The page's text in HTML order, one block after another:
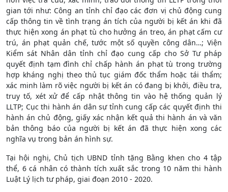
gian tới như: Công an tỉnh chỉ đạo các đơn vị chủ động cung
cấp thông tin về tình trạng án tích của người bị kết án khi đã
thực hiện xong án phạt tù cho hưởng án treo, án phạt cấm cư
trú, án phạt quản chế, tước một số quyền công dân…; Viện
Kiểm sát Nhân dân tỉnh chỉ đạo cung cấp cho Sở Tư pháp
quyết định tạm đình chỉ chấp hành án phạt tù trong trường
hợp kháng nghị theo thủ tục giám đốc thẩm hoặc tái thẩm;
xác minh làm rõ việc người bị kết án có đang bị khởi, điều tra,
truy tố, xét xử để cấp nhật thông tin vào hệ thống quản lý
LLTP; Cục thi hành án dân sự tỉnh cung cấp các quyết định thi
hành án chủ động, giấy xác nhận kết quả thi hành án và văn
bản thông báo của người bị kết án đã thực hiện xong các
nghĩa vụ trong bản án hình sự.
Tại hội nghị, Chủ tịch UBND tỉnh tặng Bằng khen cho 4 tập
thể, 6 cá nhân có thành tích xuất sắc trong 10 năm thi hành
Luật Lý lịch tư pháp, giai đoạn 2010 - 2020.